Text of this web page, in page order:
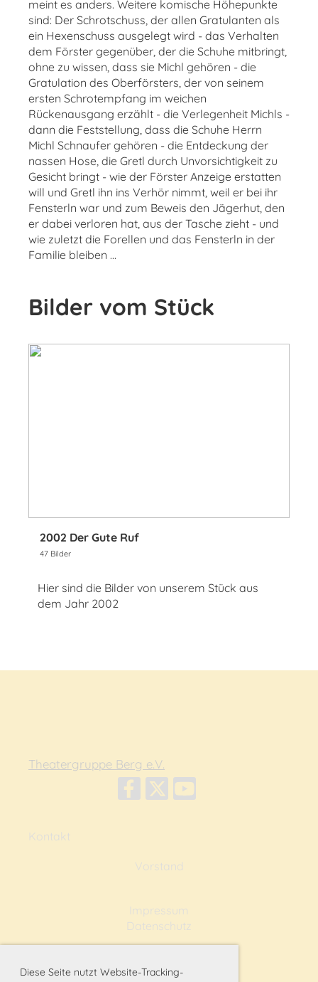
Diese Seite nutzt Website-Tracking-
meint es anders. Weitere komische Höhepunkte
sind: Der Schrotschuss, der allen Gratulanten als
ein Hexenschuss ausgelegt wird - das Verhalten
dem Förster gegenüber, der die Schuhe mitbringt,
ohne zu wissen, dass sie Michl gehören - die
Gratulation des Oberförsters, der von seinem
ersten Schrotempfang im weichen
Rückenausgang erzählt - die Verlegenheit Michls -
dann die Feststellung, dass die Schuhe Herrn
Michl Schnaufer gehören - die Entdeckung der
nassen Hose, die Gretl durch Unvorsichtigkeit zu
Gesicht bringt - wie der Förster Anzeige erstatten
will und Gretl ihn ins Verhör nimmt, weil er bei ihr
Fensterln war und zum Beweis den Jägerhut, den
er dabei verloren hat, aus der Tasche zieht - und
wie zuletzt die Forellen und das Fensterln in der
Familie bleiben ...
Bilder vom Stück
2002 Der Gute Ruf
47 Bilder
Hier sind die Bilder von unserem Stück aus
dem Jahr 2002
Theatergruppe Berg e.V.
Kontakt
Vorstand
Impressum
Datenschutz